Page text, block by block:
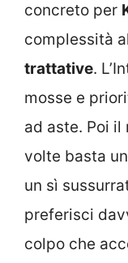
concreto per
complessità
trattative.
mosse e
ad aste. Poi
volte basta
un sì
preferisci
colpo che